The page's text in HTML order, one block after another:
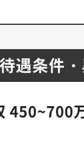
遇条件
450~700